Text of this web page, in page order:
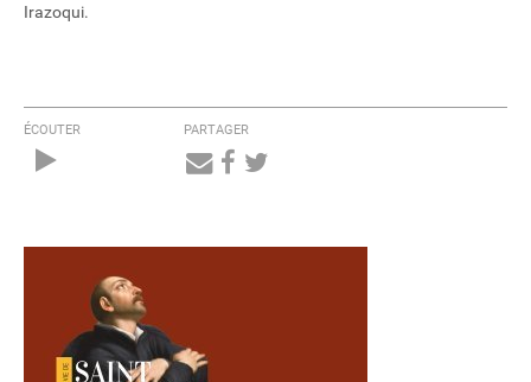
Irazoqui.
ÉCOUTER PARTAGER